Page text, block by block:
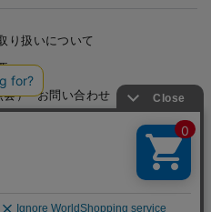
り扱いについて
会）
お問い合わせ
TRADING CO.,LTD. All Rights